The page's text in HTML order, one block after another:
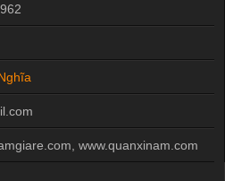
www.quanxinam.com